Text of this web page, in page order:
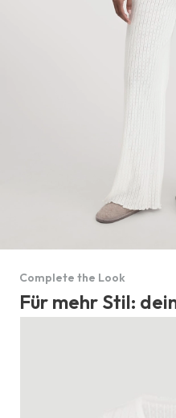
Complete the Look
Für mehr Stil: